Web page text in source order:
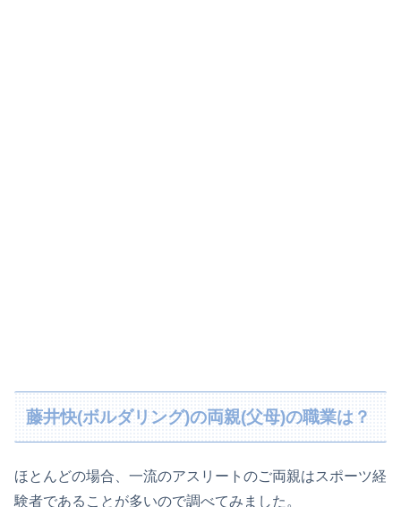
藤井快(ボルダリング)の両親(父母)の職業は？
ほとんどの場合、一流のアスリートのご両親はスポーツ経
験者であることが多いので調べてみました。